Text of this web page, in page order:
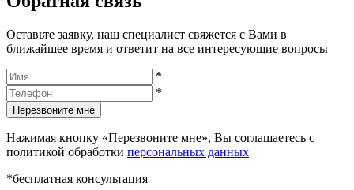
Оставьте заявку, наш специалист свяжется с Вами в
ближайшее время и ответит на все интересующие вопросы
*
*
Перезвоните мне
Нажимая кнопку «Перезвоните мне», Вы соглашаетесь с
политикой обработки персональных данных
*бесплатная консультация